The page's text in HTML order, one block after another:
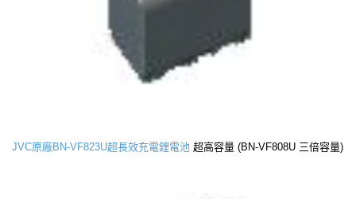
JVC原廠BN-VF823U超長效充電鋰電池 超高容量 (BN-VF808U 三倍容量)